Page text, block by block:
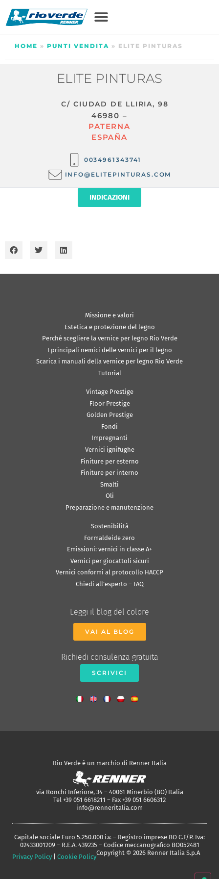
HOME » PUNTI VENDITA » ELITE PINTURAS
ELITE PINTURAS
C/ CIUDAD DE LLIRIA, 98
46980 –
PATERNA
ESPAÑA
0034961343741
INFO@ELITEPINTURAS.COM
INDICAZIONI
Missione e valori
Estetica e protezione del legno
Perché scegliere la vernice per legno Rio Verde
I principali nemici delle vernici per il legno
Scarica i manuali della vernice per legno Rio Verde
Tutorial
Vintage Prestige
Floor Prestige
Golden Prestige
Fondi
Impregnanti
Vernici ignifughe
Finiture per esterno
Finiture per interno
Smalti
Oli
Preparazione e manutenzione
Sostenibilità
Formaldeide zero
Emissioni: vernici in classe A+
Vernici per giocattoli sicuri
Vernici conformi al protocollo HACCP
Chiedi all’esperto – FAQ
Leggi il blog del colore
VAI AL BLOG
Richiedi consulenza gratuita
SCRIVICI
Rio Verde è un marchio di Renner Italia
via Ronchi Inferiore, 34 – 40061 Minerbio (BO) Italia
Tel +39 051 6618211 – Fax +39 051 6606312
info@renneritalia.com
Capitale sociale Euro 5.250.000 i.v. – Registro imprese BO C.F/P. Iva:
02433001209 – R.E.A. 439235 – Codice meccanografico BO052481
Privacy Policy
Cookie Policy
Copyright © 2026 Renner Italia S.p.A